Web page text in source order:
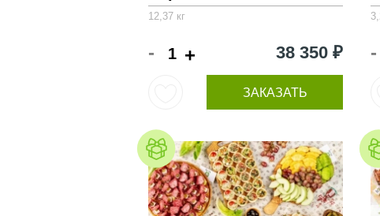
12,37 кг
- + 38 350 ₽
ЗАКАЗАТЬ
-